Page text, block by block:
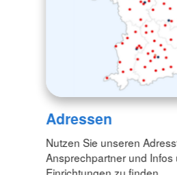
Adressen
Nutzen Sie unseren
Ansprechpartner und Infos